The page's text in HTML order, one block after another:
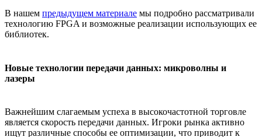
В нашем предыдущем материале мы подробно рассматривали
технологию FPGA и возможные реализации использующих ее
библиотек.
Новые технологии передачи данных: микроволны и
лазеры
Важнейшим слагаемым успеха в высокочастотной торговле
является скорость передачи данных. Игроки рынка активно
ищут различные способы ее оптимизации, что приводит к